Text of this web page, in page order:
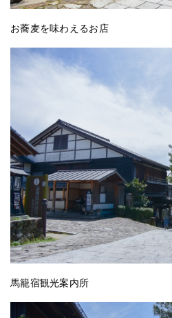
お蕎麦を味わえるお店
馬籠宿観光案内所